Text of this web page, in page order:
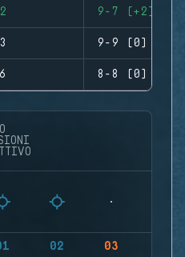
9-7 (+2)
9-9 (0)
8-8 (0)
02 03